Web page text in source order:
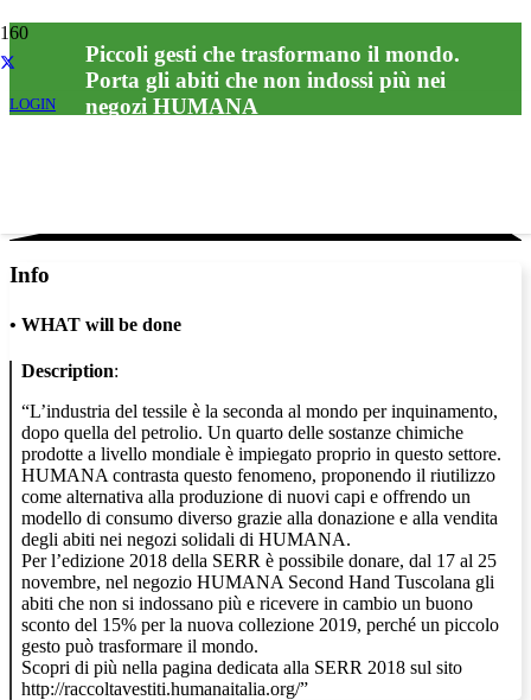
LOGIN
Piccoli gesti che trasformano il mondo.
Porta gli abiti che non indossi più nei
negozi HUMANA
Info
• WHAT will be done
Description:
“L’industria del tessile è la seconda al mondo per inquinamento,
dopo quella del petrolio. Un quarto delle sostanze chimiche
prodotte a livello mondiale è impiegato proprio in questo settore.
HUMANA contrasta questo fenomeno, proponendo il riutilizzo
come alternativa alla produzione di nuovi capi e offrendo un
modello di consumo diverso grazie alla donazione e alla vendita
degli abiti nei negozi solidali di HUMANA.
Per l’edizione 2018 della SERR è possibile donare, dal 17 al 25
novembre, nel negozio HUMANA Second Hand Tuscolana gli
abiti che non si indossano più e ricevere in cambio un buono
sconto del 15% per la nuova collezione 2019, perché un piccolo
gesto può trasformare il mondo.
Scopri di più nella pagina dedicata alla SERR 2018 sul sito
http://raccoltavestiti.humanaitalia.org/”